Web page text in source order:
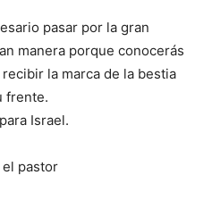
pasar por la gran
manera porque conocerás
la marca de la bestia
frente.
Israel.
pastor